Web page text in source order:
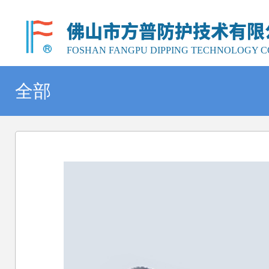
佛山市方普防护技术有限
FOSHAN FANGPU DIPPING TECHNOLOGY
全部